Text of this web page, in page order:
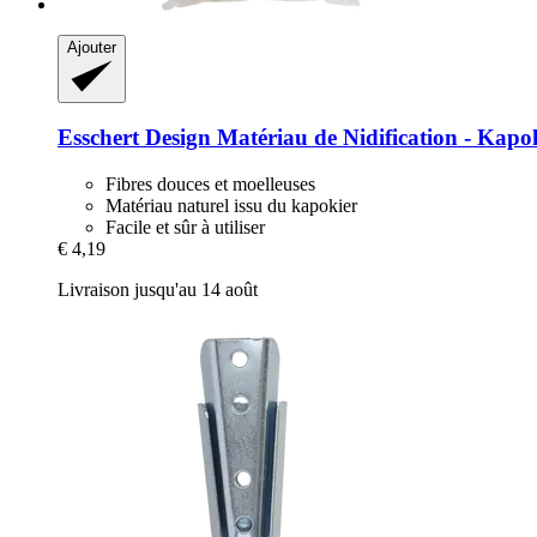
Ajouter
Esschert Design Matériau de Nidification -​
Fibres douces et moelleuses
Matériau naturel issu du kapokier
Facile et sûr à utiliser
€ 4,19
Livraison jusqu'au 14 août